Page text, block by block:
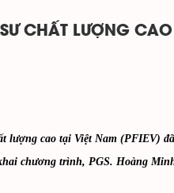
CHẤT LƯỢNG CAO
lượng cao tại Việt Nam (PFIEV)
chương trình, PGS. Hoàng